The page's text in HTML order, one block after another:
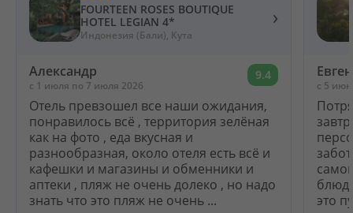
FOURTEEN ROSES BOUTIQUE
HOTEL LEGIAN 4*
Индонезия (Бали), Кута
›
Александр
c 1 июля по 7 июля 2026
9.4
Отель превзошел все наши ожидания,
понравилось всё , территория зелёная
как на фото , еда вкусная и
разнообразная, около отеля есть всё и
кафешки и магазины и обменники и
аптеки , пляж не очень долеко , но надо
знать что это пляж не очень ...
c 5
это